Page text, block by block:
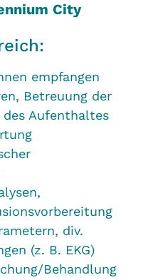
City
empfangen
Betreuung der
Aufenthaltes
div.
(z. B. EKG)
Behandlung